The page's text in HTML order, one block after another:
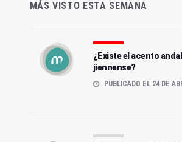
MÁS VISTO ESTA SEMANA
¿Existe el acento
jiennense?
PUBLICADO EL 24 DE